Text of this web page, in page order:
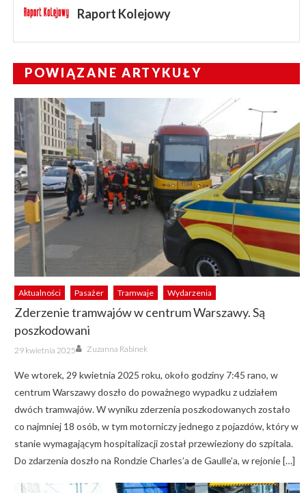
Raport Kolejowy
POWIĄZANE ARTYKUŁY
Aktualności Pasażer Tramwaje Wydarzenia
Zderzenie tramwajów w centrum Warszawy. Są
poszkodowani
Posted
on
29 kwietnia 2025 Author
Zuzanna Rabinek
We wtorek, 29 kwietnia 2025 roku, około godziny 7:45 rano, w
centrum Warszawy doszło do poważnego wypadku z udziałem
dwóch tramwajów. W wyniku zderzenia poszkodowanych zostało
co najmniej 18 osób, w tym motorniczy jednego z pojazdów, który w
stanie wymagającym hospitalizacji został przewieziony do szpitala.
Do zdarzenia doszło na Rondzie Charles’a de Gaulle’a, w rejonie […]